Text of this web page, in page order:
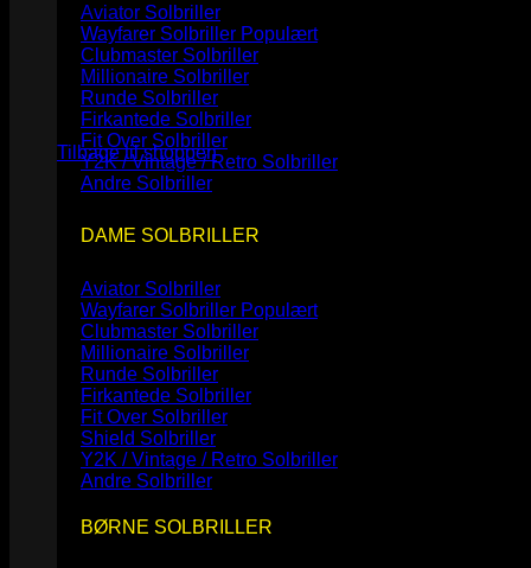
Ingen varer i kurven.
Tilbage til shoppen
Aviator Solbriller
Wayfarer Solbriller
Clubmaster Solbriller
Millionaire Solbriller
Runde Solbriller
Firkantede Solbriller
Fit Over Solbriller
Y2K / Vintage / Retro Solbriller
Andre Solbriller
DAME SOLBRILLER
Aviator Solbriller
Wayfarer Solbriller
Clubmaster Solbriller
Millionaire Solbriller
Runde Solbriller
Firkantede Solbriller
Fit Over Solbriller
Shield Solbriller
Y2K / Vintage / Retro Solbriller
Andre Solbriller
BØRNE SOLBRILLER